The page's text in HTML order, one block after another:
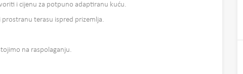
i cijenu za potpuno adaptiranu kuću.
prostranu terasu ispred prizemlja.
na raspolaganju.